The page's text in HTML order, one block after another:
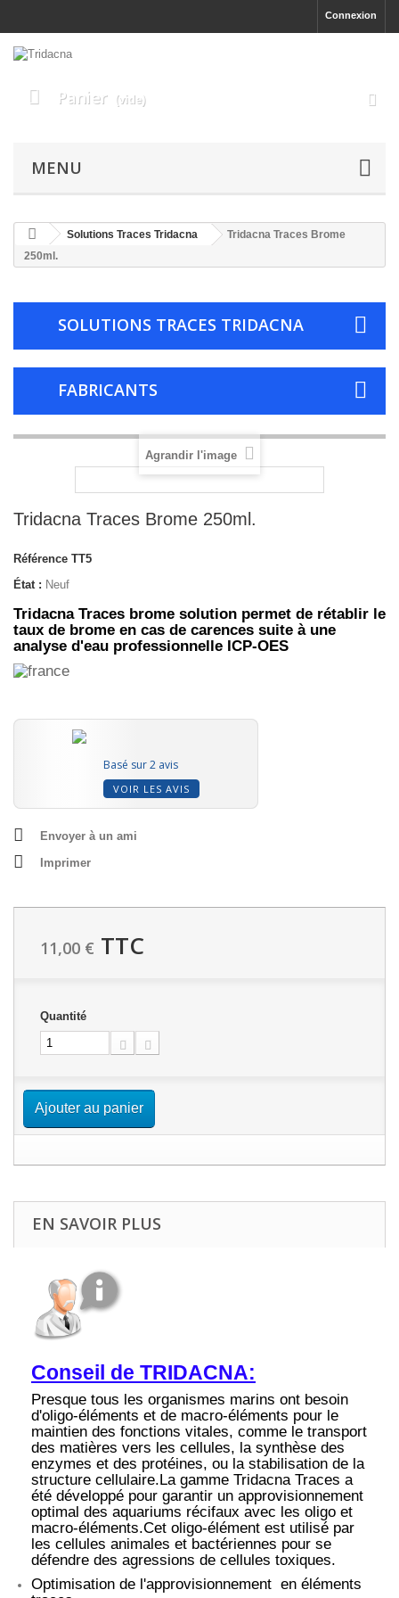
Connexion
Panier (vide)
MENU
Solutions Traces Tridacna
Tridacna Traces Brome
250ml.
SOLUTIONS TRACES TRIDACNA
FABRICANTS
Agrandir l'image
Tridacna Traces Brome 250ml.
Référence TT5
État : Neuf
Tridacna Traces brome solution permet de rétablir le
taux de brome en cas de carences suite à une
analyse d'eau professionnelle ICP-OES
Basé sur 2 avis
VOIR LES AVIS
Envoyer à un ami
Imprimer
11,00 € TTC
Quantité
Ajouter au panier
EN SAVOIR PLUS
Conseil de TRIDACNA:
Presque tous les organismes marins ont besoin
d'oligo-éléments et de macro-éléments pour le
maintien des fonctions vitales, comme le transport
des matières vers les cellules, la synthèse des
enzymes et des protéines, ou la stabilisation de la
structure cellulaire.La gamme Tridacna Traces a
été développé pour garantir un approvisionnement
optimal des aquariums récifaux avec les oligo et
macro-éléments.Cet oligo-élément est utilisé par
les cellules animales et bactériennes pour se
défendre des agressions de cellules toxiques.
Optimisation de l'approvisionnement en éléments